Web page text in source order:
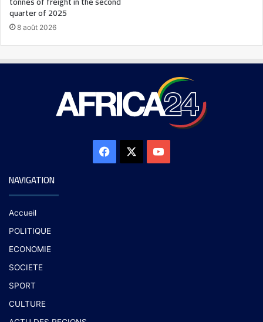
quarter of 2025
8 août 2026
NAVIGATION
Accueil
POLITIQUE
ECONOMIE
SOCIETE
SPORT
CULTURE